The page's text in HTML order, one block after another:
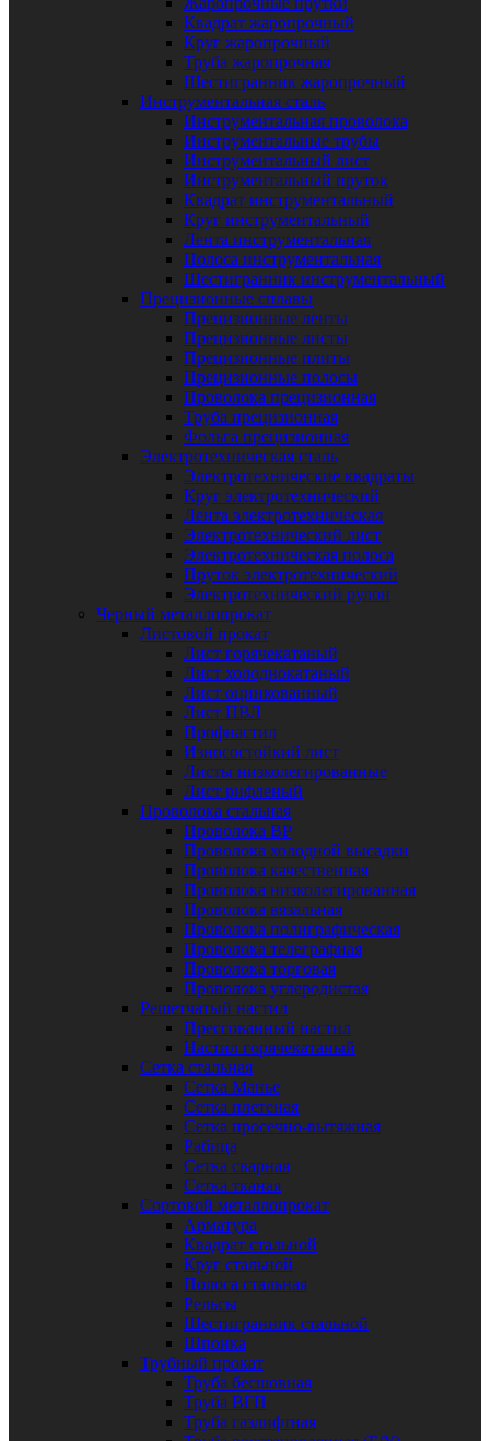
Квадрат жаропрочный
Круг жаропрочный
Труба жаропрочная
Шестигранник жаропрочный
Инструментальная сталь
Инструментальная проволока
Инструментальные трубы
Инструментальный лист
Инструментальный пруток
Квадрат инструментальный
Круг инструментальный
Лента инструментальная
Полоса инструментальная
Шестигранник инструментальный
Прецизионные сплавы
Прецизионные ленты
Прецизионные листы
Прецизионные плиты
Прецизионные полосы
Проволока прецизионная
Труба прецизионная
Фольга прецизионная
Электротехническая сталь
Электротехнические квадраты
Круг электротехнический
Лента электротехническая
Электротехнический лист
Электротехническая полоса
Пруток электротехнический
Электротехнический рулон
Черный металлопрокат
Листовой прокат
Лист горячекатаный
Лист холоднокатаный
Лист оцинкованный
Лист ПВЛ
Профнастил
Износостойкий лист
Листы низколегированные
Лист рифленый
Проволока стальная
Проволока ВР
Проволока холодной высадки
Проволока качественная
Проволока низколегированная
Проволока вязальная
Проволока полиграфическая
Проволока телеграфная
Проволока торговая
Проволока углеродистая
Решетчатый настил
Прессованный настил
Настил горячекатаный
Сетка стальная
Сетка Манье
Сетка плетеная
Сетка просечно-вытяжная
Рабица
Сетка сварная
Сетка тканая
Сортовой металлопрокат
Арматура
Квадрат стальной
Круг стальной
Полоса стальная
Рельсы
Шестигранник стальной
Шпонка
Трубный прокат
Труба бесшовная
Труба ВГП
Труба газлифтная